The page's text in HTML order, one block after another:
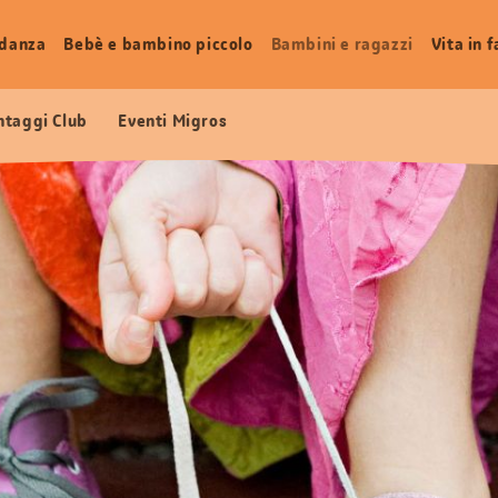
Bebè e bambino piccolo Bambini e ragazzi Vita in
Club Eventi Migros